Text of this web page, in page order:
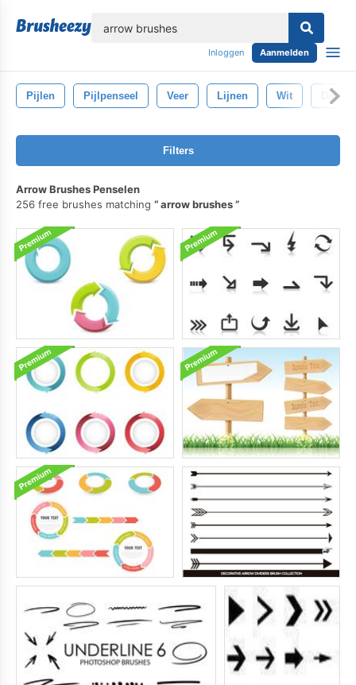
Inloggen Aanmelden
Pijlen Pijlpenseel Veer Lijnen Wit
Filters
Arrow Brushes Penselen
256 free brushes matching
arrow brushes